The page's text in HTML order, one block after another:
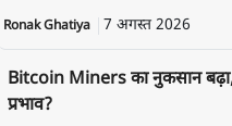
Ronak Ghatiya 7 अगस्त 2026
Bitcoin Miners का नुकसान
प्रभाव?